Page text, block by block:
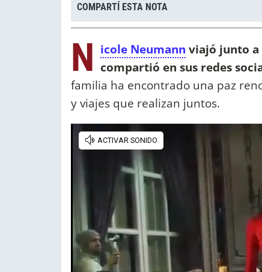
COMPARTÍ ESTA NOTA
N icole Neumann viajó junto a
compartió en sus redes
familia ha encontrado una paz
y viajes que realizan juntos.